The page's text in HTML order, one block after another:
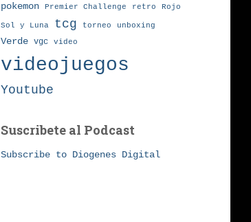
pokemon Premier Challenge retro Rojo
Sol y Luna tcg torneo unboxing
Verde vgc video
videojuegos
Youtube
Suscribete al Podcast
Subscribe to Diogenes Digital